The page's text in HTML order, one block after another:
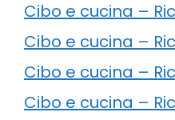
Cibo e cucina –
Cibo e cucina –
Cibo e cucina –
Cibo e cucina –